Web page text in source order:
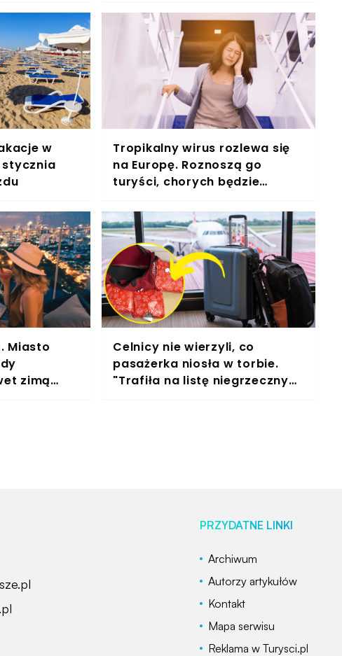
w
stycznia
Tropikalny wirus rozlewa się
na Europę. Roznoszą go
turyści, chorych będzie
Miasto
zimą
Celnicy nie wierzyli, co
pasażerka niosła w torbie.
"Trafiła na listę niegrzecznych
PRZYDATNE LINKI
Archiwum
Autorzy artykułów
Kontakt
Mapa serwisu
Reklama w Turysci.pl